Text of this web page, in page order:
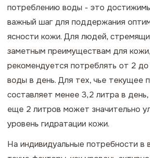
потреблению воды - это
важный шаг для поддержания
ясности кожи. Для людей,
заметным преимуществам для кожи,
рекомендуется потреблять от 2
воды в день. Для тех, чье текущее
составляет менее 3,2 литра в
еще 2 литров может значительно
уровень гидратации кожи.
На индивидуальные потребности в